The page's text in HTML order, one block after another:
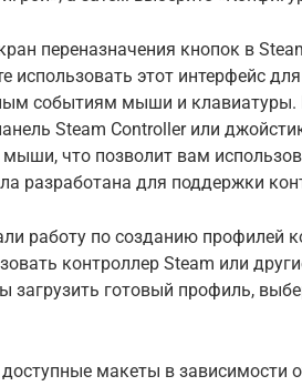
переназначения кнопок в
использовать этот интерфейс
событиям мыши и
Steam Controller или
что позволит вам
разработана для поддержки
работу по созданию профилей
контроллер Steam или
загрузить готовый профиль,
макеты в зависимости